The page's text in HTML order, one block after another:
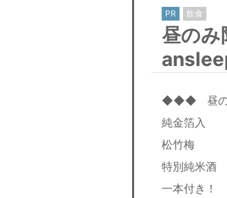
PR 飲食
昼のみ
◆◆◆ 昼の
純金箔入
松竹梅
特別純米酒
一本付き！